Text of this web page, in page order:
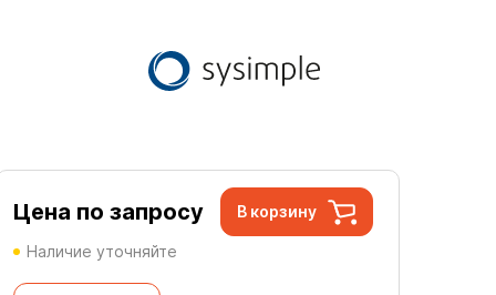
Цена по запросу В корзину
Наличие уточняйте